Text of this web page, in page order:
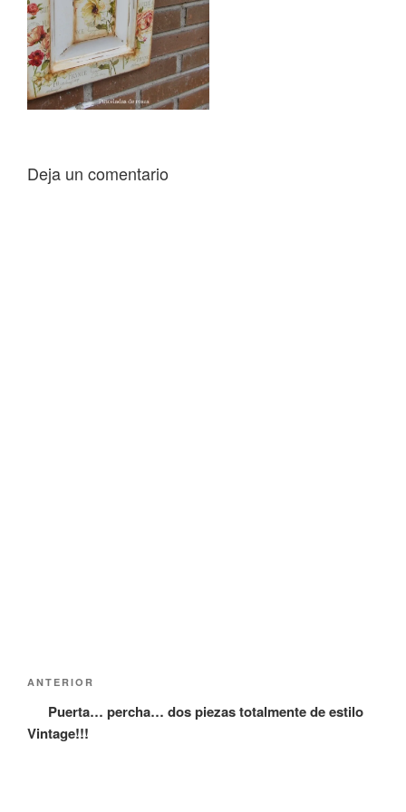
Deja un comentario
entradas
Entrada
anterior:
ANTERIOR
Puerta… percha… dos piezas totalmente de estilo
Vintage!!!